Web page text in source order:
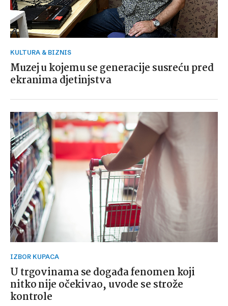
KULTURA & BIZNIS
Muzej u kojemu se generacije susreću pred
ekranima djetinjstva
IZBOR KUPACA
U trgovinama se događa fenomen koji
nitko nije očekivao, uvode se strože
kontrole